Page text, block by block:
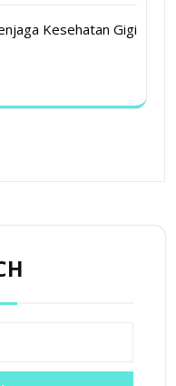
Kesehatan Gigi